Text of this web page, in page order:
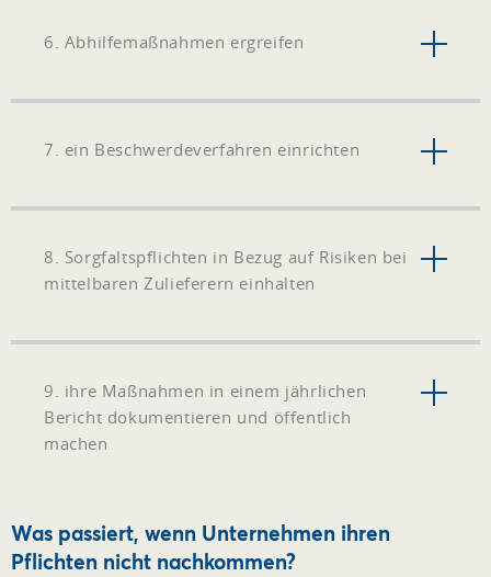
6. Abhilfemaßnahmen ergreifen
7. ein Beschwerdeverfahren einrichten
8. Sorgfaltspflichten in Bezug auf Risiken bei
mittelbaren Zulieferern einhalten
9. ihre Maßnahmen in einem jährlichen
Bericht dokumentieren und öffentlich
machen
Was passiert, wenn Unternehmen ihren
Pflichten nicht nachkommen?